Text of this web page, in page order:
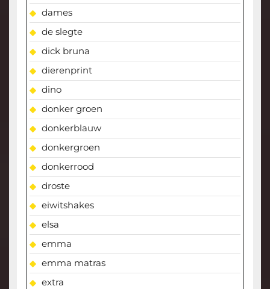
dames
de slegte
dick bruna
dierenprint
dino
donker groen
donkerblauw
donkergroen
donkerrood
droste
eiwitshakes
elsa
emma
emma matras
extra